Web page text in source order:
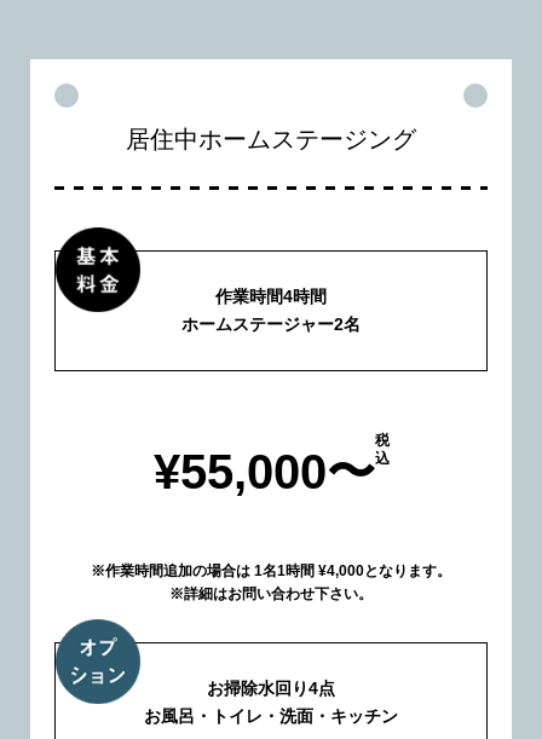
居住中ホームステージング
作業時間4時間
ホームステージャー2名
¥55,000〜
税
込
※作業時間追加の場合は 1名1時間 ¥4,000となります。
※詳細はお問い合わせ下さい。
お掃除水回り4点
お風呂・トイレ・洗面・キッチン